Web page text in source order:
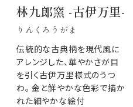
林九郎窯 -古伊万里-
りんくろうがま
伝統的な古典柄を現代風に
アレンジした、華やかさが目
を引く古伊万里様式のうつ
わ。 金と鮮やかな色彩で描か
れた細やかな絵付